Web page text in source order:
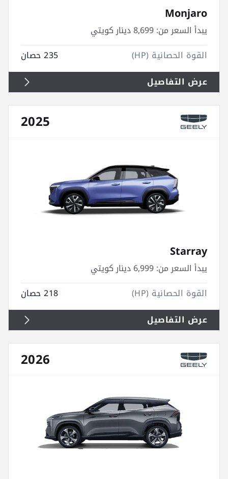
Monjaro
يبدأ السعر من:
القوة الحصانية (HP)
235 حصان
عرض التفاصيل
2025
Starray
يبدأ السعر من:
القوة الحصانية (HP)
218 حصان
عرض التفاصيل
2026